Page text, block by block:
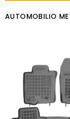
AUTOMOBILIO